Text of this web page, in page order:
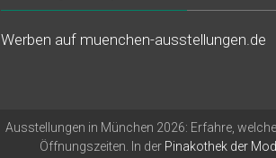
Werben auf muenchen-ausstellungen.de
Ausstellungen in München 2026: Erfahre,
Öffnungszeiten. In der Pinakothek der